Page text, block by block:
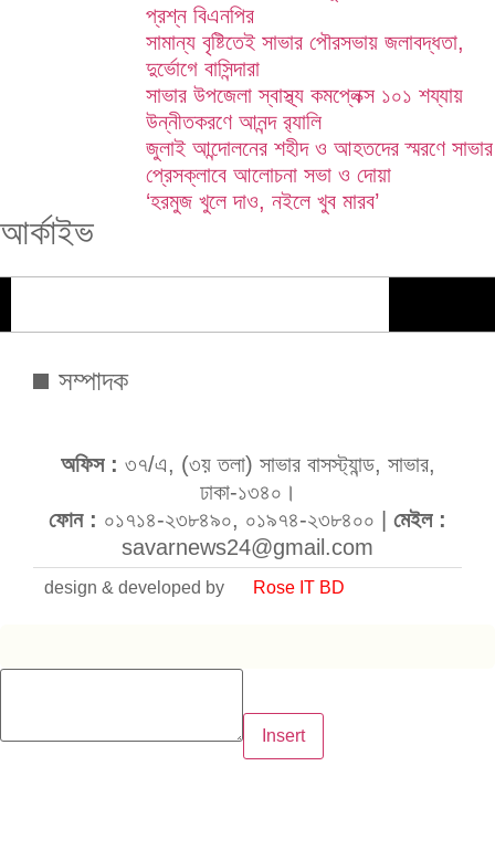
প্রশ্ন বিএনপির
সামান্য বৃষ্টিতেই সাভার পৌরসভায় জলাবদ্ধতা,
দুর্ভোগে বাসিন্দারা
সাভার উপজেলা স্বাস্থ্য কমপ্লেক্স ১০১ শয্যায়
উন্নীতকরণে আনন্দ র‍্যালি
জুলাই আন্দোলনের শহীদ ও আহতদের স্মরণে সাভার
প্রেসক্লাবে আলোচনা সভা ও দোয়া
‘হরমুজ খুলে দাও, নইলে খুব মারব’
আর্কাইভ
সম্পাদক
অফিস : ৩৭/এ, (৩য় তলা) সাভার বাসস্ট্যান্ড, সাভার,
ঢাকা-১৩৪০।
ফোন : ০১৭১৪-২৩৮৪৯০, ০১৯৭৪-২৩৮৪০০ | মেইল :
savarnews24@gmail.com
design & developed by Rose IT BD
Insert